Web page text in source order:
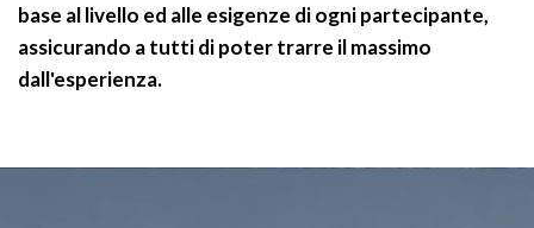
base al livello ed alle esigenze di ogni partecipante,
assicurando a tutti di poter trarre il massimo
dall'esperienza.